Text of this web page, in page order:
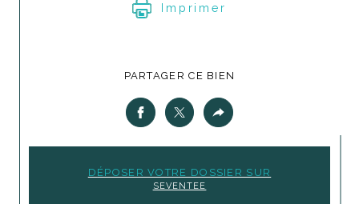
Imprimer
PARTAGER CE BIEN
DÉPOSER VOTRE DOSSIER SUR
SEVENTEE